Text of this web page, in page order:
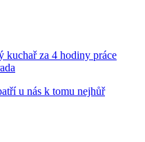
za 4 hodiny práce
u nás k tomu nejhůř